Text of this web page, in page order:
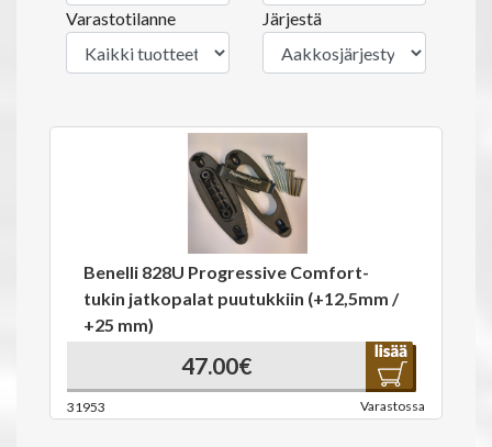
Varastotilanne Järjestä
Benelli 828U Progressive Comfort-
tukin jatkopalat puutukkiin (+12,5mm /
+25 mm)
47.00€
31953 Varastossa